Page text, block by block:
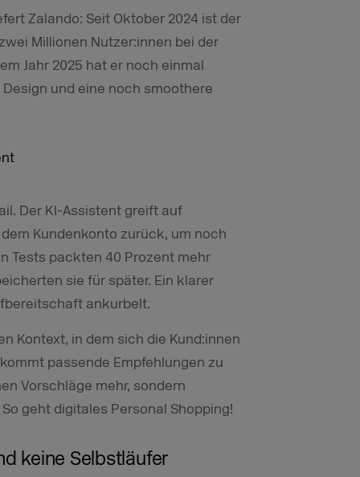
Zalando: Seit Oktober 2024 ist der
Millionen Nutzer:innen bei der
Jahr 2025 hat er noch einmal
und eine noch smoothere
Der KI-Assistent greift auf
Kundenkonto zurück, um noch
Tests packten 40 Prozent mehr
sie für später. Ein klarer
ankurbelt.
Kontext, in dem sich die Kund:innen
passende Empfehlungen zu
Vorschläge mehr, sondern
geht digitales Personal Shopping!
keine Selbstläufer